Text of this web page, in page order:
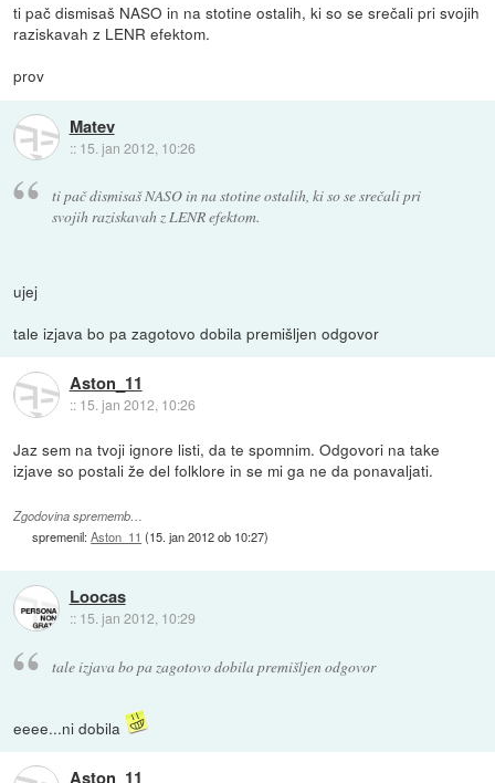
ti pač dismisaš NASO in na stotine ostalih, ki so se srečali pri svojih
raziskavah z LENR efektom.
prov
Matev
:: 15. jan 2012, 10:26
ti pač dismisaš NASO in na stotine ostalih, ki so se srečali pri
svojih raziskavah z LENR efektom.
ujej
tale izjava bo pa zagotovo dobila premišljen odgovor
Aston_11
:: 15. jan 2012, 10:26
Jaz sem na tvoji ignore listi, da te spomnim. Odgovori na take
izjave so postali že del folklore in se mi ga ne da ponavaljati.
Zgodovina sprememb…
spremenil:Aston_11 (15. jan 2012 ob 10:27)
Loocas
:: 15. jan 2012, 10:29
tale izjava bo pa zagotovo dobila premišljen odgovor
eeee...ni dobila
Aston_11